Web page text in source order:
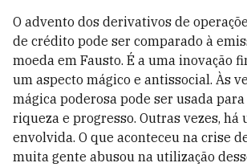
O advento dos derivativos de
de crédito pode ser comparado à
moeda em Fausto. É a uma inovação
um aspecto mágico e antissocial. Às
mágica poderosa pode ser usada
riqueza e progresso. Outras vezes, há
envolvida. O que aconteceu na crise
muita gente abusou na utilização